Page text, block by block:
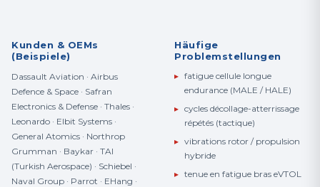
Kunden & OEMs
(Beispiele)
Dassault Aviation · Airbus
Defence & Space · Safran
Electronics & Defense · Thales ·
Leonardo · Elbit Systems ·
General Atomics · Northrop
Grumman · Baykar · TAI
(Turkish Aerospace) · Schiebel ·
Naval Group · Parrot · EHang ·
Häufige
Problemstellungen
▸ fatigue cellule longue
endurance (MALE / HALE)
▸ cycles décollage-atterrissage
répétés (tactique)
▸ vibrations rotor / propulsion
hybride
▸ tenue en fatigue bras eVTOL